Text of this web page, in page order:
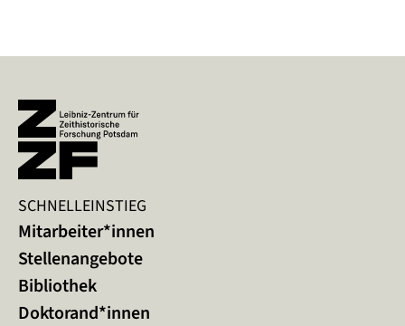
SCHNELLEINSTIEG
Mitarbeiter*innen
Stellenangebote
Bibliothek
Doktorand*innen